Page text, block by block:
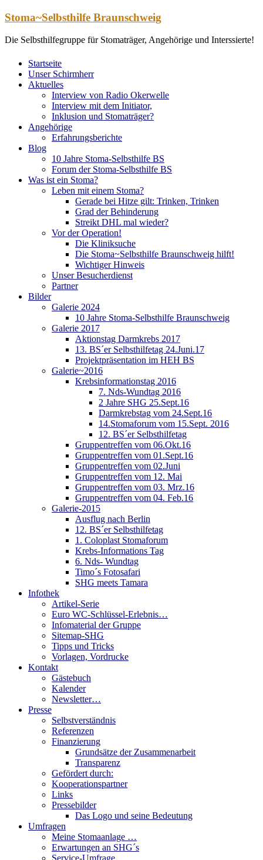
Zum
springen
Stoma~Selbsthilfe Braunschweig
Die Selbsthilfegruppe für Stomaträger, Angehörige und Interssierte!
Startseite
Unser Schirmherr
Aktuelles
Interview von Radio Okerwelle
Interview mit dem Initiator,
Inklusion und Stomaträger?
Angehörige
Erfahrungsberichte
Blog
10 Jahre Stoma-Selbsthilfe BS
Forum der Stoma-Selbsthilfe BS
Was ist ein Stoma?
Leben mit einem Stoma?
Gerade bei Hitze gilt: Trinken, Trinken
Grad der Behinderung
Streikt DHL mal wieder?
Vor der Operation!
Die Kliniksuche
Die Stoma~Selbsthilfe Braunschweig hilft!
Wichtiger Hinweis
Unser Besucherdienst
Partner
Bilder
Galerie 2024
10 Jahre Stoma-Selbsthilfe Braunschweig
Galerie 2017
Aktionstag Darmkrebs 2017
13. BS´er Selbsthilfetag 24.Juni.17
Projektpräsentation im HEH BS
Galerie~2016
Krebsinformationstag 2016
7. Nds-Wundtag 2016
2 Jahre SHG 25.Sept.16
Darmkrebstag vom 24.Sept.16
14.Stomaforum vom 15.Sept. 2016
12. BS´er Selbsthilfetag
Gruppentreffen vom 06.Okt.16
Gruppentreffen vom 01.Sept.16
Gruppentreffen vom 02.Juni
Gruppentreffen vom 12. Mai
Gruppentreffen vom 03. Mrz.16
Gruppentreffen vom 04. Feb.16
Galerie-2015
Ausflug nach Berlin
12. BS´er Selbsthilfetag
1. Coloplast Stomaforum
Krebs-Informations Tag
6. Nds- Wundtag
Timo´s Fotosafari
SHG meets Tamara
Infothek
Artikel-Serie
Euro WC-Schlüssel-Erlebnis…
Infomaterial der Gruppe
Sitemap-SHG
Tipps und Tricks
Vorlagen, Vordrucke
Kontakt
Gästebuch
Kalender
Newsletter…
Presse
Selbstverständnis
Referenzen
Finanzierung
Grundsätze der Zusammenarbeit
Transparenz
Gefördert durch:
Kooperationspartner
Links
Pressebilder
Das Logo und seine Bedeutung
Umfragen
Meine Stomaanlage …
Erwartungen an SHG´s
Service-Umfrage